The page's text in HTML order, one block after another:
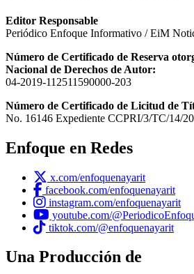
Editor Responsable
Periódico Enfoque Informativo / EiM
Número de Certificado de Reserva
Nacional de Derechos de Autor:
04-2019-112511590000-203
Número de Certificado de Licitud de
No. 16146 Expediente CCPRI/3/TC/14/
Enfoque en Redes
x.com/enfoquenayarit
facebook.com/enfoquenayarit
instagram.com/enfoquenayarit
youtube.com/
tiktok.com/@enfoquenayarit
Una Producción de